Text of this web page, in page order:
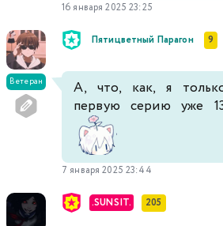
16 января 2025 23:25
Ветеран
Пятицветный Парагон 9
А, что, как, я
первую серию уже
7 января 2025 23:44
.SUNSIT. 205